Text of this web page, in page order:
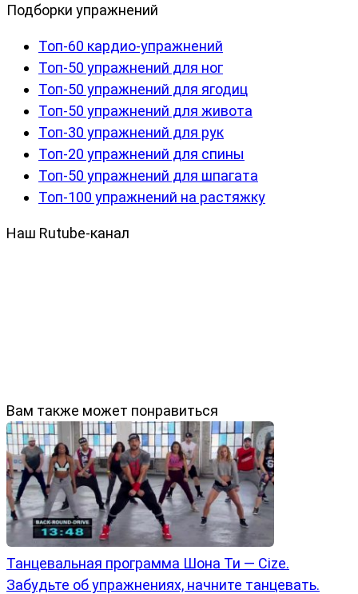
Подборки упражнений
Топ-60 кардио-упражнений
Топ-50 упражнений для ног
Топ-50 упражнений для ягодиц
Топ-50 упражнений для живота
Топ-30 упражнений для рук
Топ-20 упражнений для спины
Топ-50 упражнений для шпагата
Топ-100 упражнений на растяжку
Наш Rutube-канал
Вам также может понравиться
Танцевальная программа Шона Ти — Cize.
Забудьте об упражнениях, начните танцевать.